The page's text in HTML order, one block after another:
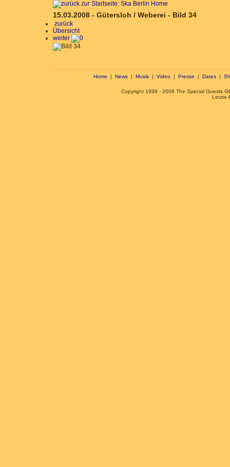
15.03.2008 - Gütersloh / Weberei - Bild 34
zurück
Übersicht
weiter
Home | News | Musik | Video | Presse | Dates |
Copyright 1999 - 2008 The Special Guests
Letzte